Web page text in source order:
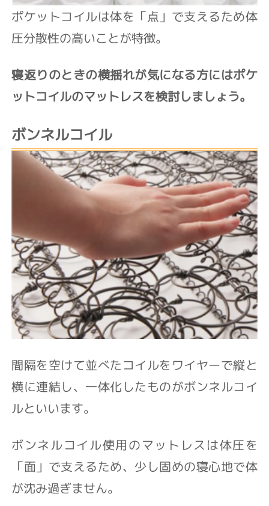
ポケットコイルは体を「点」で支えるため体
圧分散性の高いことが特徴。
寝返りのときの横揺れが気になる方にはポケ
ットコイルのマットレスを検討しましょう。
ボンネルコイル
間隔を空けて並べたコイルをワイヤーで縦と
横に連結し、一体化したものがボンネルコイ
ルといいます。
ボンネルコイル使用のマットレスは体圧を
「面」で支えるため、少し固めの寝心地で体
が沈み過ぎません。